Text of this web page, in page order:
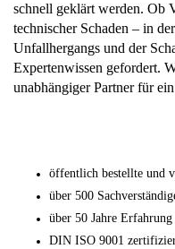
schnell geklärt werden. Ob
technischer Schaden – in
Unfallhergangs und der
Expertenwissen gefordert.
unabhängiger Partner für
öffentlich bestellte und
über 500
über 50 Jahre Erfahrung
DIN ISO 9001